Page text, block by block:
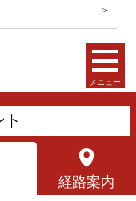
メニュー
Reserved.
経路案内